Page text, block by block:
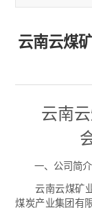
云南云煤
云南
一、公司简介
云南云煤矿业
煤炭产业集团有